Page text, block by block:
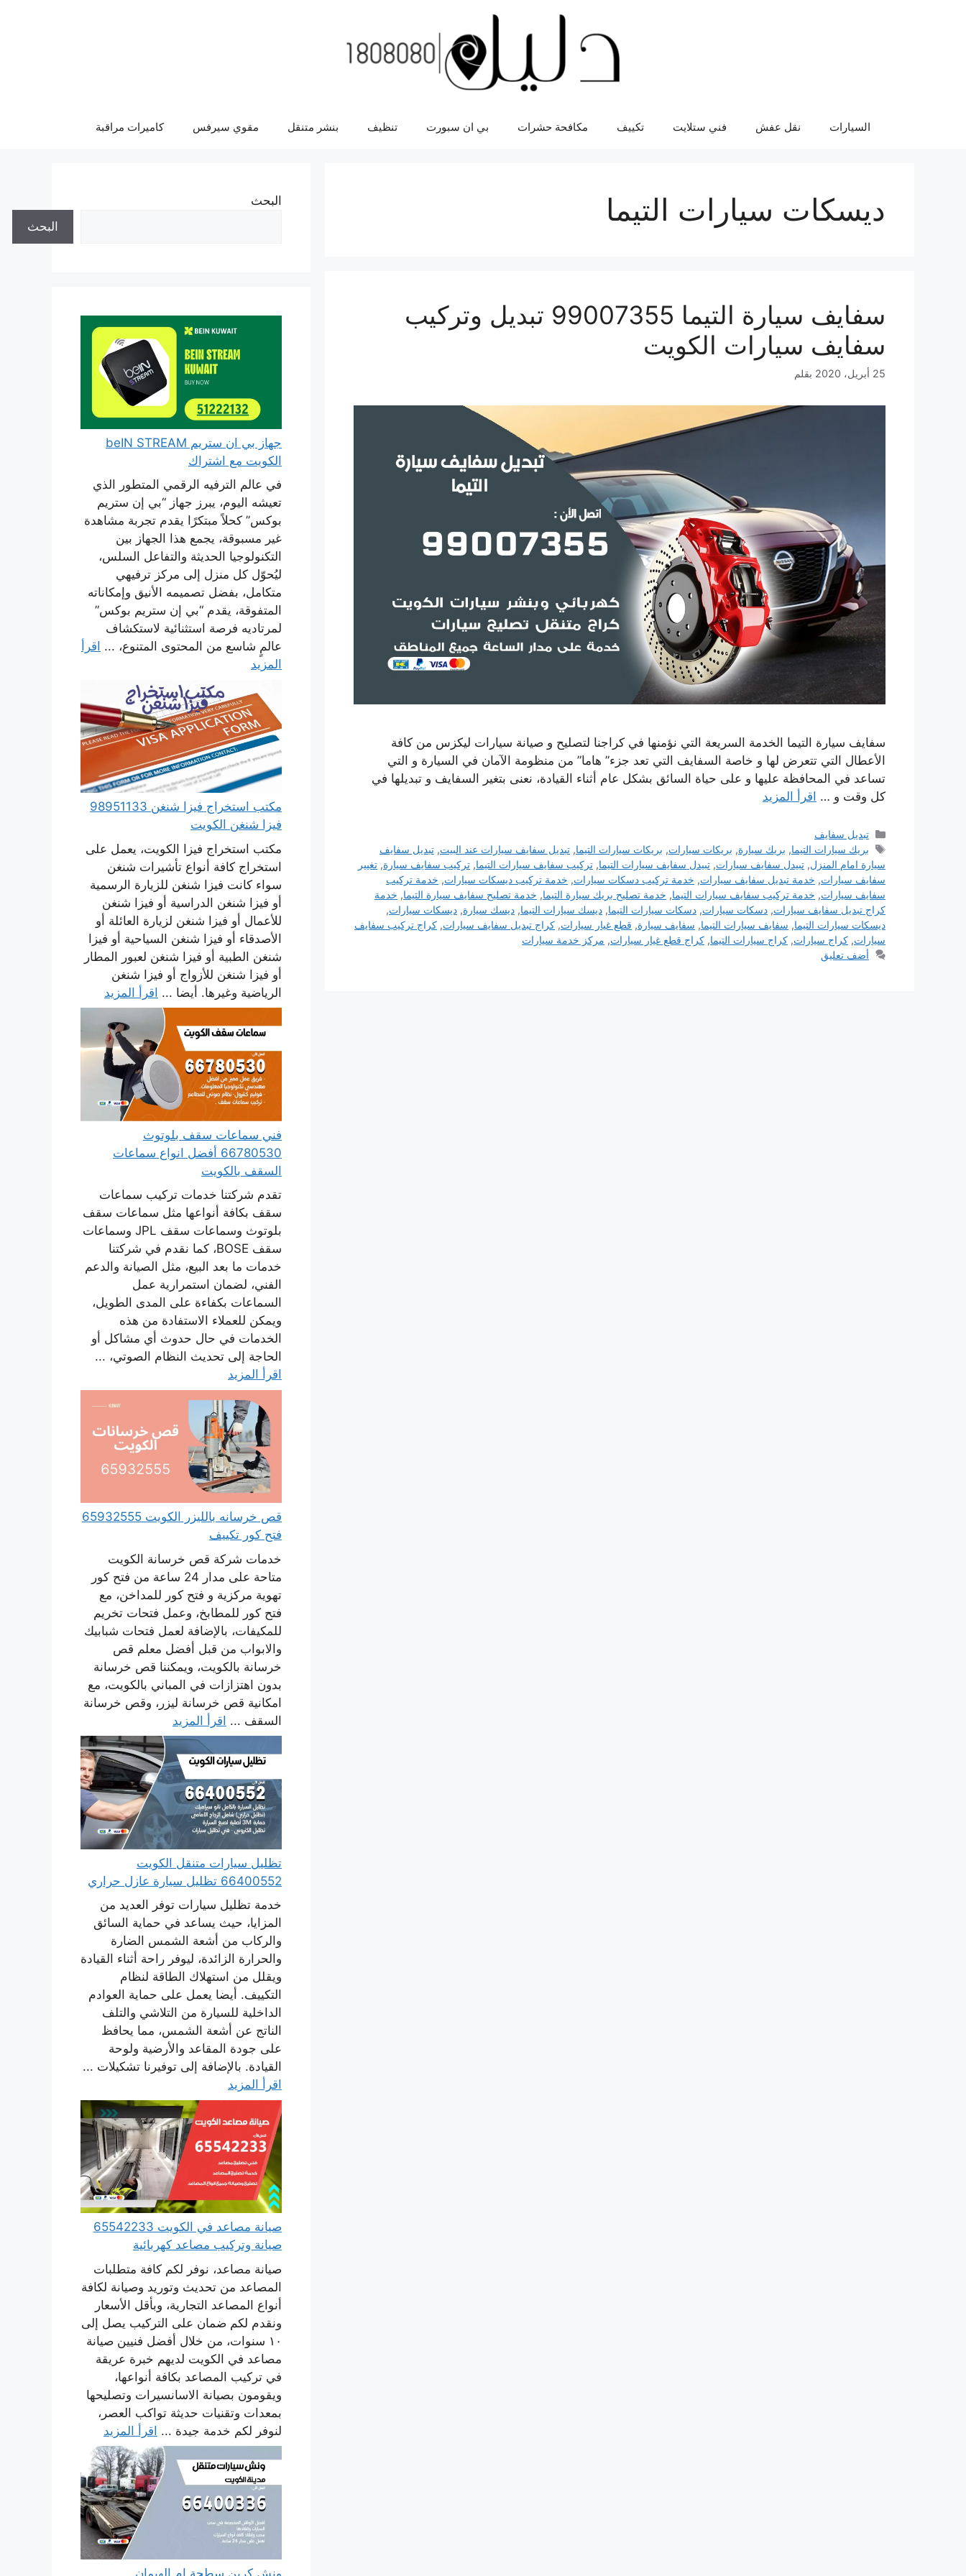
السيارات نقل عفش فني ستلايت تكييف مكافحة حشرات بي ان سبورت تنظيف بنشر متنقل مقوي سيرفس كاميرات مراقبة
ديسكات سيارات التيما
سفايف سيارة التيما 99007355 تبديل وتركيب
سفايف سيارات الكويت
25 أبريل، 2020 بقلم
سفايف سيارة التيما الخدمة السريعة التي نؤمنها في كراجنا لتصليح و صيانة سيارات ليكزس من كافة
الأعطال التي تتعرض لها و خاصة السفايف التي تعد جزء” هاما” من منظومة الآمان في السيارة و التي
تساعد في المحافظة عليها و على حياة السائق بشكل عام أثناء القيادة، نعنى بتغير السفايف و تبديلها في
كل وقت و … اقرأ المزيد
التصنيفات
تبديل سفايف
الوسوم
بريك سيارات التيما, بريك سيارة, بريكات سيارات, بريكات سيارات التيما,تبديل سفايف سيارات عند البيت,تبديل سفايف
سيارة امام المنزل, تبيدل سفايف سيارات, تبيدل سفايف سيارات التيما, تركيب سفايف سيارات التيما, تركيب سفايف سيارة, تغيير
سفايف سيارات, خدمة تبديل سفايف سيارات, خدمة تركيب دسكات سيارات, خدمة تركيب ديسكات سيارات, خدمة تركيب
سفايف سيارات, خدمة تركيب سفايف سيارات التيما, خدمة تصليح بريك سيارة التيما, خدمة تصليح سفايف سيارة التيما, خدمة
كراج تبديل سفايف سيارات, دسكات سيارات, دسكات سيارات التيما, ديسك سيارات التيما, ديسك سيارة, ديسكات سيارات,
ديسكات سيارات التيما, سفايف سيارات التيما, سفايف سيارة, قطع غيار سيارات, كراج تبديل سفايف سيارات, كراج تركيب سفايف
سيارات, كراج سيارات, كراج سيارات التيما, كراج قطع غيار سيارات, مركز خدمة سيارات
أضف تعليق
البحث
البحث
جهاز بي ان ستريم beIN STREAM
الكويت مع اشتراك
في عالم الترفيه الرقمي المتطور الذي
تعيشه اليوم، يبرز جهاز “بي إن ستريم
بوكس” كحلاً مبتكرًا يقدم تجربة مشاهدة
غير مسبوقة، يجمع هذا الجهاز بين
التكنولوجيا الحديثة والتفاعل السلس،
ليُحوّل كل منزل إلى مركز ترفيهي
متكامل، بفضل تصميمه الأنيق وإمكاناته
المتفوقة، يقدم “بي إن ستريم بوكس”
لمرتاديه فرصة استثنائية لاستكشاف
عالمٍ شاسع من المحتوى المتنوع، ... اقرأ
المزيد
مكتب استخراج فيزا شنغن 98951133
فيزا شنغن الكويت
مكتب استخراج فيزا الكويت، يعمل على
استخراج كافة أنواع تأشيرات شنغن
سواء كانت فيزا شنغن للزيارة الرسمية
أو فيزا شنغن الدراسية أو فيزا شنغن
للأعمال أو فيزا شنغن لزيارة العائلة أو
الأصدقاء أو فيزا شنغن السياحية أو فيزا
شنغن الطبية أو فيزا شنغن لعبور المطار
أو فيزا شنغن للأزواج أو فيزا شنغن
الرياضية وغيرها. أيضا ... اقرأ المزيد
فني سماعات سقف بلوتوث
66780530 أفضل انواع سماعات
السقف بالكويت
تقدم شركتنا خدمات تركيب سماعات
سقف بكافة أنواعها مثل سماعات سقف
بلوتوث وسماعات سقف JPL وسماعات
سقف BOSE، كما نقدم في شركتنا
خدمات ما بعد البيع، مثل الصيانة والدعم
الفني، لضمان استمرارية عمل
السماعات بكفاءة على المدى الطويل،
ويمكن للعملاء الاستفادة من هذه
الخدمات في حال حدوث أي مشاكل أو
الحاجة إلى تحديث النظام الصوتي، ...
اقرأ المزيد
قص خرسانه بالليزر الكويت 65932555
فتح كور تكييف
خدمات شركة قص خرسانة الكويت
متاحة على مدار 24 ساعة من فتح كور
تهوية مركزية و فتح كور للمداخن، مع
فتح كور للمطابخ، وعمل فتحات تخريم
للمكيفات، بالإضافة لعمل فتحات شبابيك
والابواب من قبل أفضل معلم قص
خرسانة بالكويت، ويمكننا قص خرسانة
بدون اهتزازات في المباني بالكويت، مع
امكانية قص خرسانة ليزر، وقص خرسانة
السقف ... اقرأ المزيد
تظليل سيارات متنقل الكويت
66400552 تظليل سيارة عازل حراري
خدمة تظليل سيارات توفر العديد من
المزايا، حيث يساعد في حماية السائق
والركاب من أشعة الشمس الضارة
والحرارة الزائدة، ليوفر راحة أثناء القيادة
ويقلل من استهلاك الطاقة لنظام
التكييف. أيضا يعمل على حماية العوادم
الداخلية للسيارة من التلاشي والتلف
الناتج عن أشعة الشمس، مما يحافظ
على جودة المقاعد والأرضية ولوحة
القيادة. بالإضافة إلى توفيرنا تشكيلات ...
اقرأ المزيد
صيانة مصاعد في الكويت 65542233
صيانة وتركيب مصاعد كهربائية
صيانة مصاعد، نوفر لكم كافة متطلبات
المصاعد من تحديث وتوريد وصيانة لكافة
أنواع المصاعد التجارية، وبأقل الأسعار
ونقدم لكم ضمان على التركيب يصل إلى
١٠ سنوات، من خلال أفضل فنيين صيانة
مصاعد في الكويت لديهم خبرة عريقة
في تركيب المصاعد بكافة أنواعها،
ويقومون بصيانة الاسانسيرات وتصليحها
بمعدات وتقنيات حديثة تواكب العصر،
لنوفر لكم خدمة جيدة ... اقرأ المزيد
ونش كرين سطحة ام الهيمان